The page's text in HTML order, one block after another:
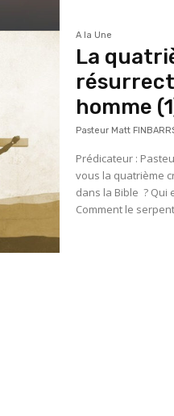
A la Une
La
homme
Pasteur Matt
Prédicateur : Pasteur Matt FINBARRS
vous la quatrième
dans la Bible ? Qui
Comment le